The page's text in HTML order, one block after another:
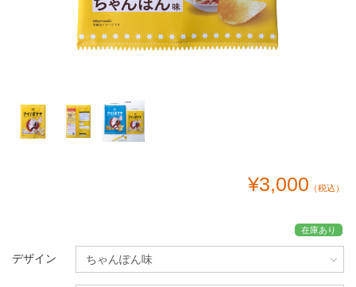
¥3,000 （税込）
在庫あり
デザイン